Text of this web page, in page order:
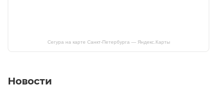
Сегура на карте Санкт‑Петербурга — Яндекс.Карты
Новости